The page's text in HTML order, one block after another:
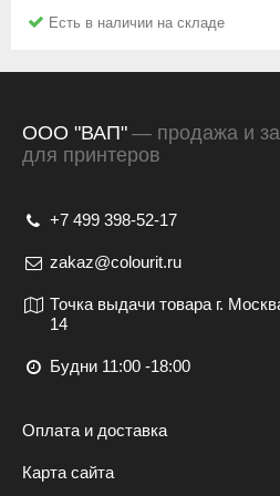
картриджа (например в нашей
сэкономить еще больше.
Упаковку картриджа;
Распечатка с картриджа;
Есть в наличии на складе
ООО "ВАП" — продажа и
для принтеров
+7 499 398-52-17
zakaz@colourit.ru
Точка выдачи товара г.
14
Будни 11:00 -18:00
Оплата и доставка
Карта сайта